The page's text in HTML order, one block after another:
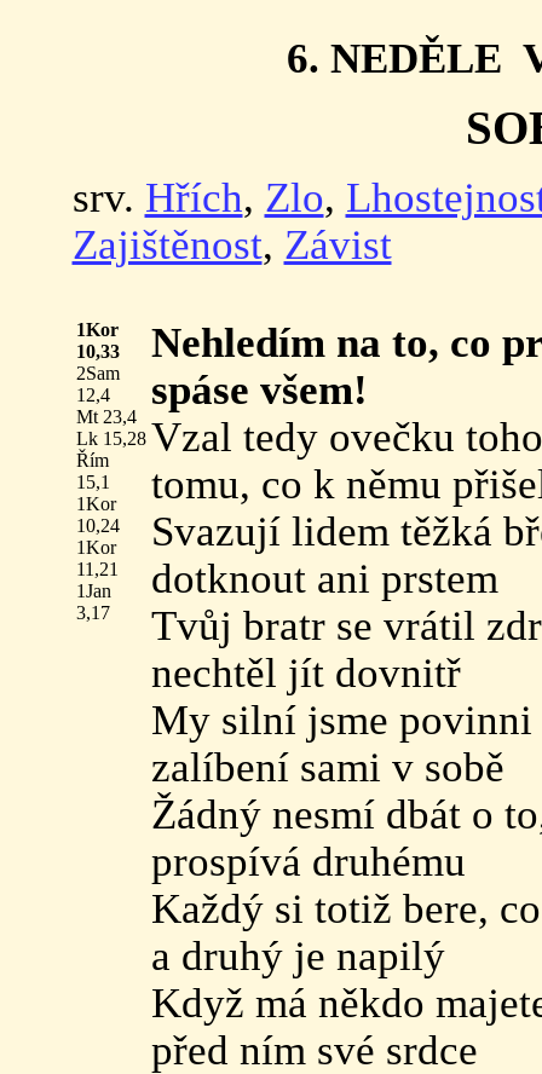
6.
srv. Hřích, Zlo,
Zajištěnost, Závist
1Kor
10,33
2Sam
12,4
Mt 23,4
Lk 15,28
Řím
15,1
1Kor
10,24
1Kor
11,21
1Jan
3,17
Nehledím na to, co
spáse všem!
Vzal tedy ovečku
tomu, co k němu
Svazují lidem těžká
dotknout ani prstem
Tvůj bratr se vrátil
nechtěl jít dovnitř
My silní jsme povinni
zalíbení sami v sobě
Žádný nesmí dbát o
prospívá druhému
Každý si totiž bere,
a druhý je napilý
Když má někdo
před ním své srdce